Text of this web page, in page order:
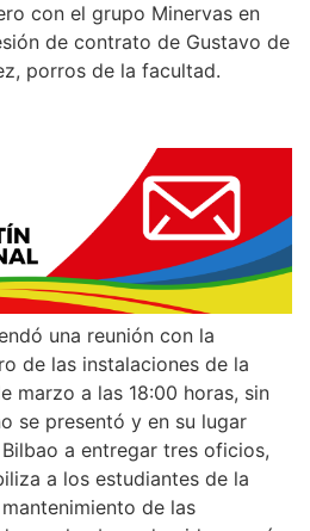
con el grupo Minervas en
de contrato de Gustavo de
porros de la facultad.
una reunión con la
de las instalaciones de la
marzo a las 18:00 horas, sin
se presentó y en su lugar
a entregar tres oficios,
a los estudiantes de la
de las